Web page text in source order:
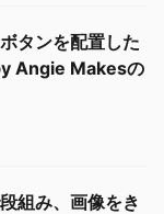
タンを配置した
Angie Makesの
組み、画像をき